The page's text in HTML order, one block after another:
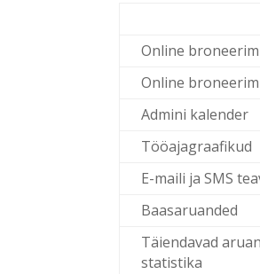
Online
Online
Admini kalender
Tööajagraafikud
E-maili ja SMS
Baasaruanded
Täiendavad
statistika